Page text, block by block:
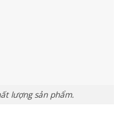
lượng sản phẩm.